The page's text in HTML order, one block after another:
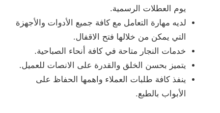
يوم العطلات الرسمية.
لديه مهارة التعامل مع كافة جميع الأدوات والأجهزة
التي يمكن من خلالها فتح الاقفال.
خدمات النجار متاحة في كافة أنحاء الصباحية.
يتميز بحسن الخلق والقدرة على الانصات للعميل.
ينفذ كافة طلبات العملاء واهمها الحفاظ على
الأبواب بالطبع.